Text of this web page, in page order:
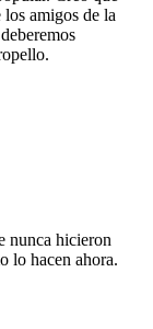
amigos de la
nunca hicieron
lo hacen ahora.